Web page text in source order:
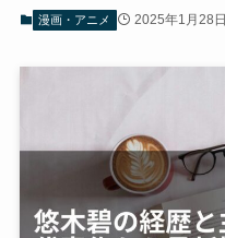
漫画・アニメ 2025年1月28日